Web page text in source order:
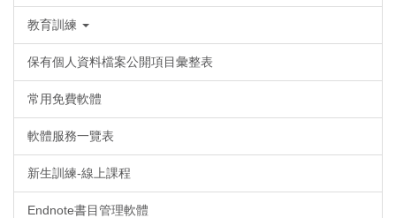
教育訓練
保有個人資料檔案公開項目彙整表
常用免費軟體
軟體服務一覽表
新生訓練-線上課程
Endnote書目管理軟體